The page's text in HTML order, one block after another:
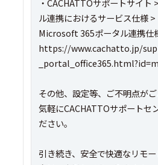
・CACHATTOサポートサイト
ル連携におけるサービス仕様 >
Microsoft 365ポータル連携仕
https://www.cachatto.jp/
その他、設定等、ご不明点が
気軽にCACHATTOサポートセ
ださい。
引き続き、安全で快適なリモ